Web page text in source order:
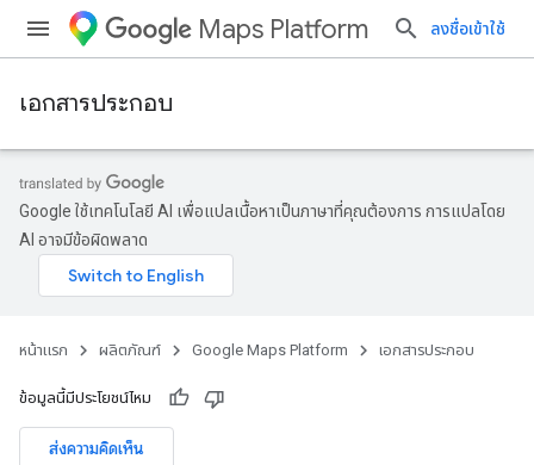
Maps Platform ลงชื่อเข้าใช้
เอกสารประกอบ
Google ใช้เทคโนโลยี AI เพื่อแปลเนื้อหาเป็นภาษาที่คุณต้องการ การแปลโดย
AI อาจมีข้อผิดพลาด
หน้าแรก ผลิตภัณฑ์ Google Maps Platform เอกสารประกอบ
ข้อมูลนี้มีประโยชน์ไหม
ส่งความคิดเห็น